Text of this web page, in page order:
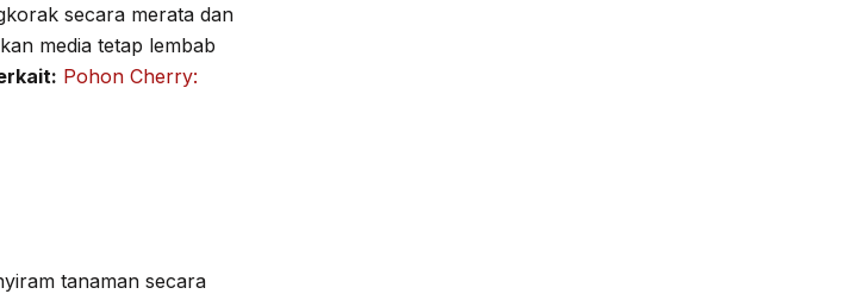
secara merata dan
media tetap lembab
Pohon Cherry:
tanaman secara